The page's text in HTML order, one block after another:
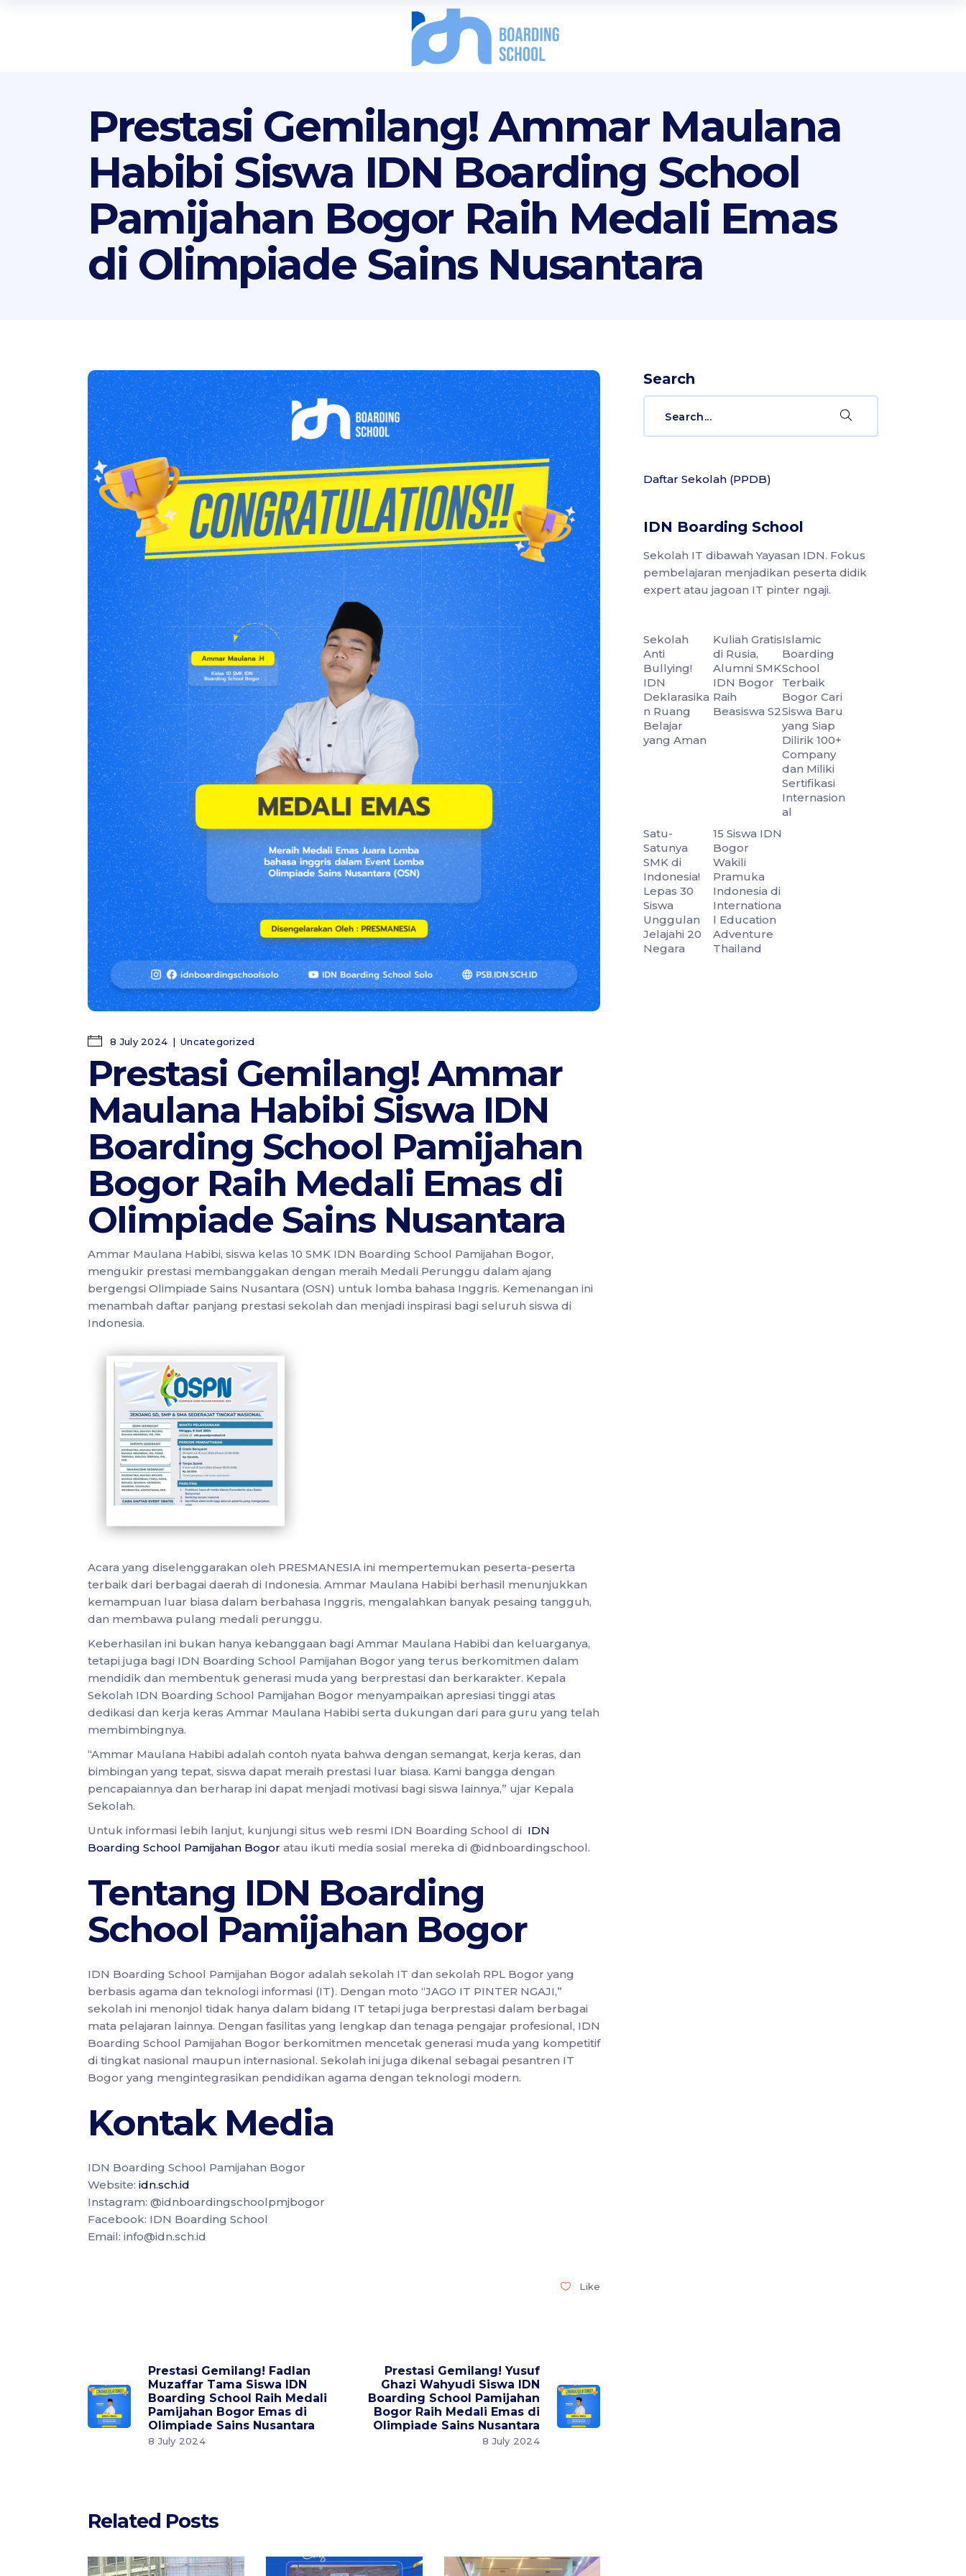
Prestasi Gemilang! Ammar Maulana
Habibi Siswa IDN Boarding School
Pamijahan Bogor Raih Medali Emas
di Olimpiade Sains Nusantara
8 July 2024 Uncategorized
Prestasi Gemilang! Ammar
Maulana Habibi Siswa IDN
Boarding School Pamijahan
Bogor Raih Medali Emas di
Olimpiade Sains Nusantara
Ammar Maulana Habibi, siswa kelas 10 SMK IDN Boarding School Pamijahan Bogor,
mengukir prestasi membanggakan dengan meraih Medali Perunggu dalam ajang
bergengsi Olimpiade Sains Nusantara (OSN) untuk lomba bahasa Inggris. Kemenangan ini
menambah daftar panjang prestasi sekolah dan menjadi inspirasi bagi seluruh siswa di
Indonesia.
Acara yang diselenggarakan oleh PRESMANESIA ini mempertemukan peserta-peserta
terbaik dari berbagai daerah di Indonesia. Ammar Maulana Habibi berhasil menunjukkan
kemampuan luar biasa dalam berbahasa Inggris, mengalahkan banyak pesaing tangguh,
dan membawa pulang medali perunggu.
Keberhasilan ini bukan hanya kebanggaan bagi Ammar Maulana Habibi dan keluarganya,
tetapi juga bagi IDN Boarding School Pamijahan Bogor yang terus berkomitmen dalam
mendidik dan membentuk generasi muda yang berprestasi dan berkarakter. Kepala
Sekolah IDN Boarding School Pamijahan Bogor menyampaikan apresiasi tinggi atas
dedikasi dan kerja keras Ammar Maulana Habibi serta dukungan dari para guru yang telah
membimbingnya.
“Ammar Maulana Habibi adalah contoh nyata bahwa dengan semangat, kerja keras, dan
bimbingan yang tepat, siswa dapat meraih prestasi luar biasa. Kami bangga dengan
pencapaiannya dan berharap ini dapat menjadi motivasi bagi siswa lainnya,” ujar Kepala
Sekolah.
Untuk informasi lebih lanjut, kunjungi situs web resmi IDN Boarding School di IDN
Boarding School Pamijahan Bogor atau ikuti media sosial mereka di @idnboardingschool.
Tentang IDN Boarding
School Pamijahan Bogor
IDN Boarding School Pamijahan Bogor adalah sekolah IT dan sekolah RPL Bogor yang
berbasis agama dan teknologi informasi (IT). Dengan moto “JAGO IT PINTER NGAJI,”
sekolah ini menonjol tidak hanya dalam bidang IT tetapi juga berprestasi dalam berbagai
mata pelajaran lainnya. Dengan fasilitas yang lengkap dan tenaga pengajar profesional, IDN
Boarding School Pamijahan Bogor berkomitmen mencetak generasi muda yang kompetitif
di tingkat nasional maupun internasional. Sekolah ini juga dikenal sebagai pesantren IT
Bogor yang mengintegrasikan pendidikan agama dengan teknologi modern.
Kontak Media
IDN Boarding School Pamijahan Bogor
Website: idn.sch.id
Instagram: @idnboardingschoolpmjbogor
Facebook: IDN Boarding School
Email: info@idn.sch.id
Like
Prestasi Gemilang! Fadlan
Muzaffar Tama Siswa IDN
Boarding School Raih Medali
Pamijahan Bogor Emas di
Olimpiade Sains Nusantara
8 July 2024
Prestasi Gemilang! Yusuf
Ghazi Wahyudi Siswa IDN
Boarding School Pamijahan
Bogor Raih Medali Emas di
Olimpiade Sains Nusantara
8 July 2024
Related Posts
Search
Daftar Sekolah (PPDB)
IDN Boarding School
Sekolah IT dibawah Yayasan IDN. Fokus
pembelajaran menjadikan peserta didik
expert atau jagoan IT pinter ngaji.
Sekolah
Anti
Bullying!
IDN
Deklarasika
n Ruang
Belajar
yang Aman
Kuliah Gratis
di Rusia,
Alumni SMK
IDN Bogor
Raih
Beasiswa S2
Islamic
Boarding
School
Terbaik
Bogor Cari
Siswa Baru
yang Siap
Dilirik 100+
Company
dan Miliki
Sertifikasi
Internasion
al
Satu-
Satunya
SMK di
Indonesia!
Lepas 30
Siswa
Unggulan
Jelajahi 20
Negara
15 Siswa IDN
Bogor
Wakili
Pramuka
Indonesia di
Internationa
l Education
Adventure
Thailand